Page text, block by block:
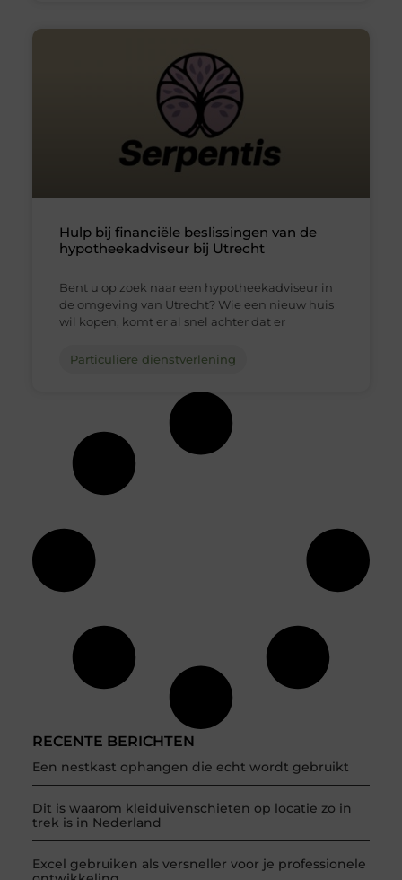
RECENTE BERICHTEN
Een nestkast ophangen die echt wordt gebruikt
Dit is waarom kleiduivenschieten op locatie zo in
trek is in Nederland
Excel gebruiken als versneller voor je professionele
Hulp bij financiële beslissingen van de
hypotheekadviseur bij Utrecht
Bent u op zoek naar een hypotheekadviseur in
de omgeving van Utrecht? Wie een nieuw huis
wil kopen, komt er al snel achter dat er
Particuliere dienstverlening